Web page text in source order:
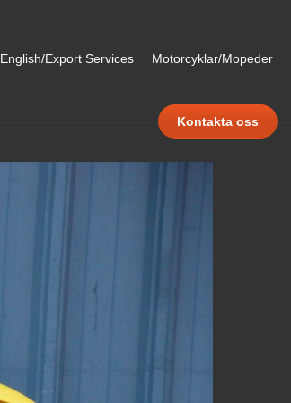
Kontakta oss
English/Export Services Motorcyklar/Mopeder